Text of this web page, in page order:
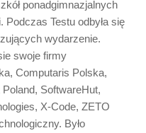
ponadgimnazjalnych
Podczas Testu odbyła się
wydarzenie.
swoje firmy
Computaris Polska,
SoftwareHut,
X-Code, ZETO
Było